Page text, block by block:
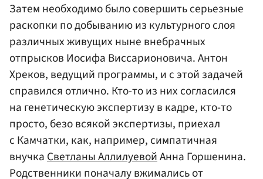
Затем необходимо было совершить серьезные
раскопки по добыванию из культурного слоя
различных живущих ныне внебрачных
отпрысков Иосифа Виссарионовича. Антон
Хреков, ведущий программы, и с этой задачей
справился отлично. Кто-то из них согласился
на генетическую экспертизу в кадре, кто-то
просто, безо всякой экспертизы, приехал
с Камчатки, как, например, симпатичная
внучкаСветланы АллилуевойАнна Горшенина.
Родственники поначалу вжимались от